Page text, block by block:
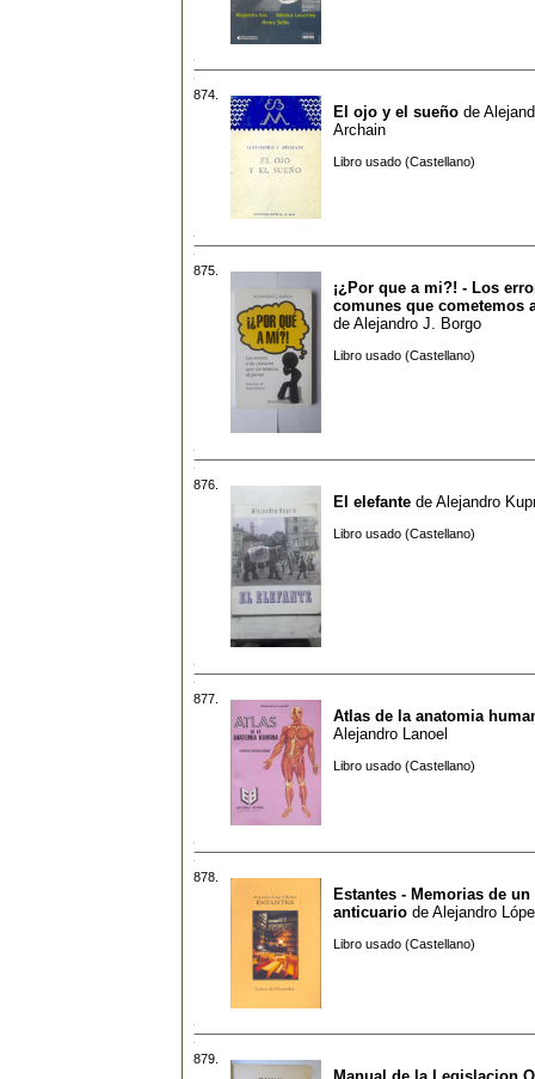
874.
El ojo y el sueño de
Archain
Libro usado (Castellano)
875.
¡¿Por que a mi?! - Los
comunes que cometemos
de Alejandro J. Borgo
Libro usado (Castellano)
876.
El elefante de Alejandro
Libro usado (Castellano)
877.
Atlas de la anatomia
Alejandro Lanoel
Libro usado (Castellano)
878.
Estantes - Memorias de
anticuario de Alejandro
Libro usado (Castellano)
879.